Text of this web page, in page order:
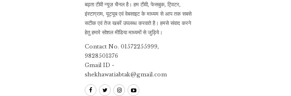
बढ़ता टीवी न्यूज़ चैनल है। हम टीवी, फेसबुक, ट्विटर,
इंस्टाग्राम, यूट्यूब एवं वेबसाइट के माध्यम से आप तक सबसे
सटीक एवं तेज खबरें उपलब्ध करवाते है। हमसे संवाद करने
हेतु हमारे सोशल मीडिया माध्यमों से जुड़िये।
Contact No. 01572255999,
9828501376
Gmail ID -
shekhawatiabtak@gmail.com